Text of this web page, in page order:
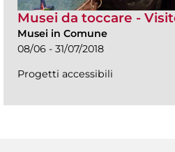
Musei da toccare -
Musei in Comune
08/06 - 31/07/2018
Progetti accessibili